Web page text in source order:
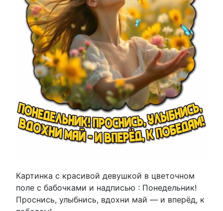
Картинка с красивой девушкой в цветочном
поле с бабочками и надписью : Понедельник!
Проснись, улыбнись, вдохни май — и вперёд, к